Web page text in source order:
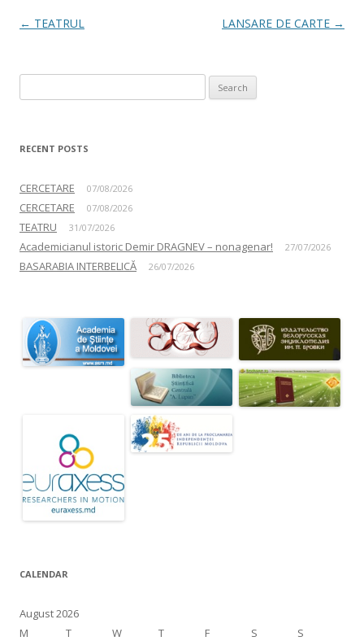
Post navigation
← TEATRUL LANSARE DE CARTE →
RECENT POSTS
CERCETARE 07/08/2026
CERCETARE 07/08/2026
TEATRU 31/07/2026
Academicianul istoric Demir DRAGNEV – nonagenar! 27/07/2026
BASARABIA INTERBELICĂ 26/07/2026
CALENDAR
August 2026
M
T W T F S S